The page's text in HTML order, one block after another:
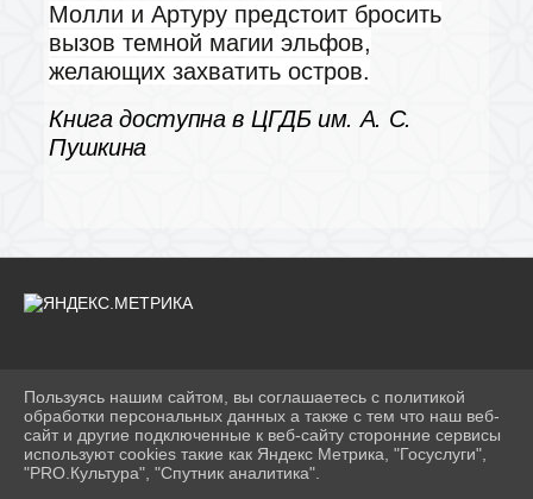
Молли и Артуру предстоит бросить
вызов темной магии эльфов,
желающих захватить остров.
Книга доступна в ЦГДБ им. А. С.
Пушкина
2026 Г. BIBLIODETI-VOLG.RU
ВХОД
КАРТА САЙТА
ПОЛИТИКА ОБРАБОТКИ ПЕРСОНАЛЬНЫХ ДАННЫХ
Пользуясь нашим сайтом, вы соглашаетесь с политикой
обработки персональных данных а также с тем что наш веб-
сайт и другие подключенные к веб-сайту сторонние сервисы
используют cookies такие как Яндекс Метрика, "Госуслуги",
"PRO.Культура", "Спутник аналитика".